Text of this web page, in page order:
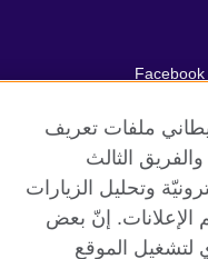
Facebook
TikTok
Youtube
ملفات تعريف
الثالث
وتحليل الزيارات
الإعلانات. إنّ بعض
لتشغيل الموقع